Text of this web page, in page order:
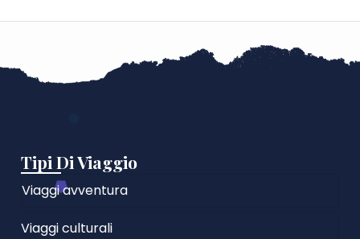
Tipi Di Viaggio
Viaggi avventura
Viaggi culturali